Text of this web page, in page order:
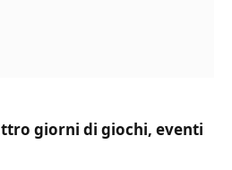
giorni di giochi, eventi